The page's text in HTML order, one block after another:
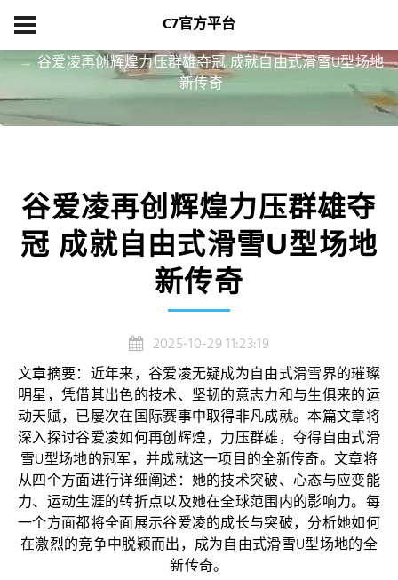
C7官方平台
谷爱凌再创辉煌力压群雄夺冠 成就自由式滑雪U型场地
新传奇
谷爱凌再创辉煌力压群雄夺
冠 成就自由式滑雪U型场地
新传奇
2025-10-29 11:23:19
文章摘要：近年来，谷爱凌无疑成为自由式滑雪界的璀璨
明星，凭借其出色的技术、坚韧的意志力和与生俱来的运
动天赋，已屡次在国际赛事中取得非凡成就。本篇文章将
深入探讨谷爱凌如何再创辉煌，力压群雄，夺得自由式滑
雪U型场地的冠军，并成就这一项目的全新传奇。文章将
从四个方面进行详细阐述：她的技术突破、心态与应变能
力、运动生涯的转折点以及她在全球范围内的影响力。每
一个方面都将全面展示谷爱凌的成长与突破，分析她如何
在激烈的竞争中脱颖而出，成为自由式滑雪U型场地的全
新传奇。